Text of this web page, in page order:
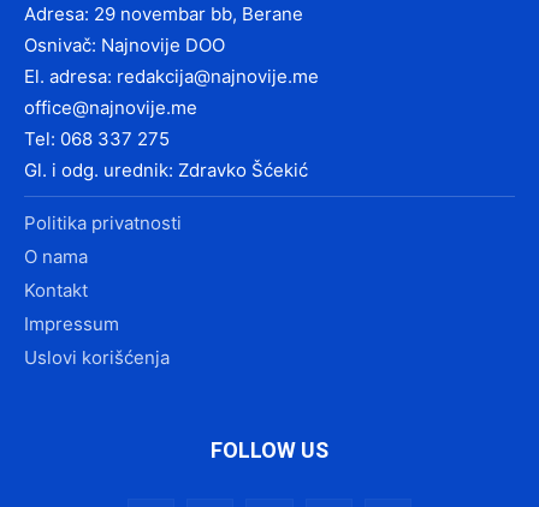
Adresa: 29 novembar bb, Berane
Osnivač: Najnovije DOO
El. adresa: redakcija@najnovije.me
office@najnovije.me
Tel: 068 337 275
Gl. i odg. urednik: Zdravko Šćekić
Politika privatnosti
O nama
Kontakt
Impressum
Uslovi korišćenja
FOLLOW US